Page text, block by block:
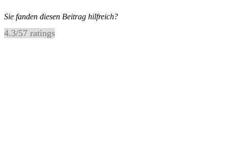
Sie fanden diesen Beitrag hilfreich?
4.3/57 ratings